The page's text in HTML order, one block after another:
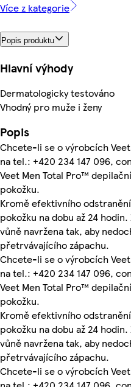
Více z kategorie
Popis produktu
Hlavní výhody
Dermatologicky testováno
Vhodný pro muže i ženy
Popis
Chcete-li se o výrobcích
na tel.: +420 234 147 096,
Veet Men Total Pro™
pokožku.
Kromě efektivního
pokožku na dobu až 24
vůně navržena tak, aby
přetrvávajícího zápachu.
Chcete-li se o výrobcích
na tel.: +420 234 147 096,
Veet Men Total Pro™
pokožku.
Kromě efektivního
pokožku na dobu až 24
vůně navržena tak, aby
přetrvávajícího zápachu.
Chcete-li se o výrobcích